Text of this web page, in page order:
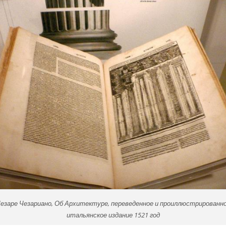
Чезариано, Об Архитектуре, переведенное и
итальянское издание 1521 год